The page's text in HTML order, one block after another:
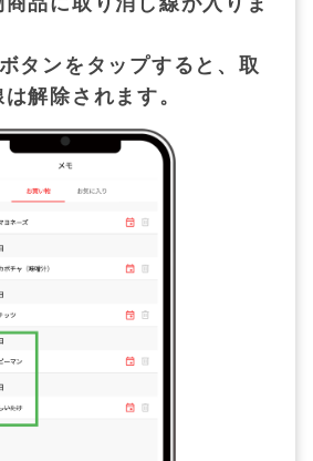
ボタンをタップすると、取
は解除されます。